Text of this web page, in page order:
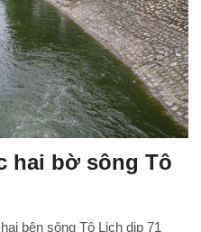
hai bờ sông Tô
bên sông Tô Lịch dịp 71